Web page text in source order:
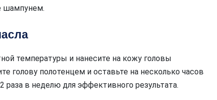
шампунем.
температуры и нанесите на кожу головы
голову полотенцем и оставьте на несколько часов
раза в неделю для эффективного результата.